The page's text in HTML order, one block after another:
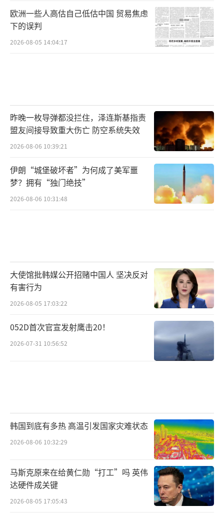
欧洲一些人高估自己低估中国 贸易焦虑
下的误判
2026-08-05 14:04:17
昨晚一枚导弹都没拦住，泽连斯基指责
盟友间接导致重大伤亡 防空系统失效
2026-08-06 10:39:21
伊朗“城堡破坏者”为何成了美军噩
梦？拥有“独门绝技”
2026-08-06 10:31:48
大使馆批韩媒公开招赌中国人 坚决反对
有害行为
2026-08-05 17:03:22
052D首次官宣发射鹰击20！
2026-07-31 10:56:52
韩国到底有多热 高温引发国家灾难状态
2026-08-06 10:32:29
马斯克原来在给黄仁勋“打工”吗 英伟
达硬件成关键
2026-08-05 17:05:43